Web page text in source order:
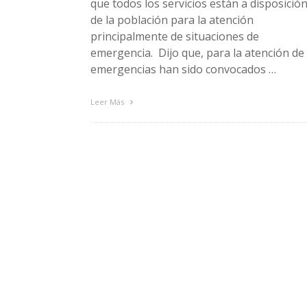
que todos los servicios están a disposición
de la población para la atención
principalmente de situaciones de
emergencia. Dijo que, para la atención de
emergencias han sido convocados …
Leer Más